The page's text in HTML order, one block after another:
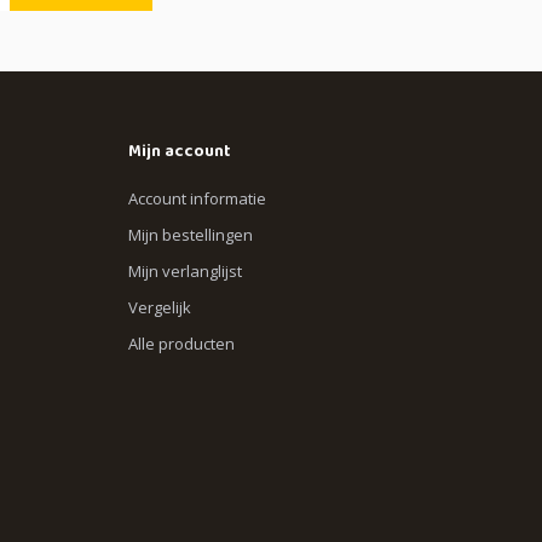
Mijn account
Account informatie
Mijn bestellingen
Mijn verlanglijst
Vergelijk
Alle producten